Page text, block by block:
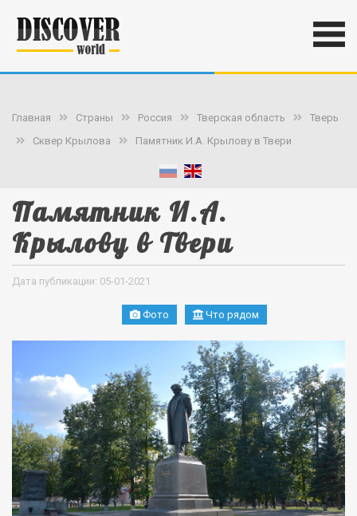
Главная Страны Россия Тверская область
Тверь
Сквер Крылова
Памятник И.А. Крылову в Твери
Памятник И.А.
Крылову в Твери
Дата публикации: 05-01-2021
Фото Что рядом